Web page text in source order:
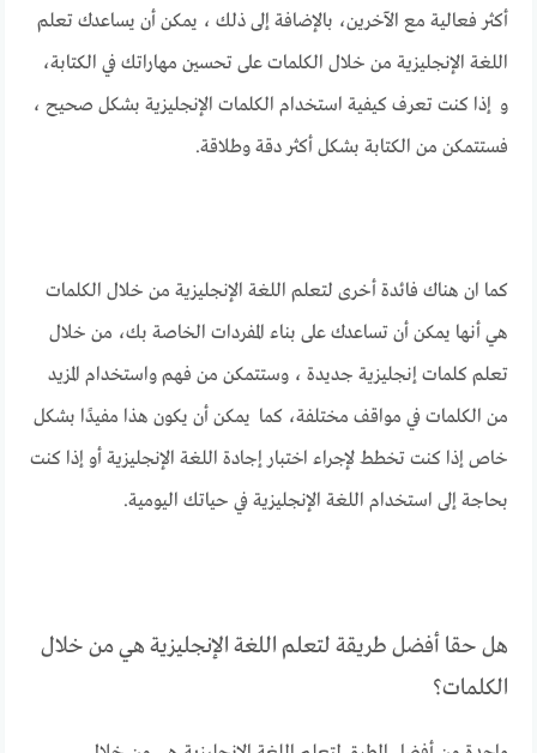
أكثر فعالية مع الآخرين، بالإضافة إلى ذلك ، يمكن أن يساعدك تعلم
اللغة الإنجليزية من خلال الكلمات على تحسين مهاراتك في الكتابة،
و إذا كنت تعرف كيفية استخدام الكلمات الإنجليزية بشكل صحيح ،
فستتمكن من الكتابة بشكل أكثر دقة وطلاقة.
كما ان هناك فائدة أخرى لتعلم اللغة الإنجليزية من خلال الكلمات
هي أنها يمكن أن تساعدك على بناء المفردات الخاصة بك، من خلال
تعلم كلمات إنجليزية جديدة ، وستتمكن من فهم واستخدام المزيد
من الكلمات في مواقف مختلفة، كما يمكن أن يكون هذا مفيدًا بشكل
خاص إذا كنت تخطط لإجراء اختبار إجادة اللغة الإنجليزية أو إذا كنت
بحاجة إلى استخدام اللغة الإنجليزية في حياتك اليومية.
هل حقا أفضل طريقة لتعلم اللغة الإنجليزية هي من خلال
الكلمات؟